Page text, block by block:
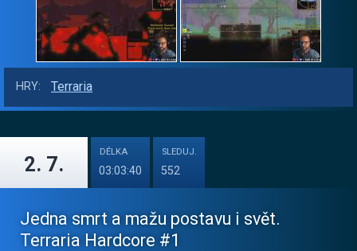
HRY: Terraria
2. 7.
DÉLKA
03:03:40
SLEDUJ.
552
Jedna smrt a mažu postavu i svět.
Terraria Hardcore #1